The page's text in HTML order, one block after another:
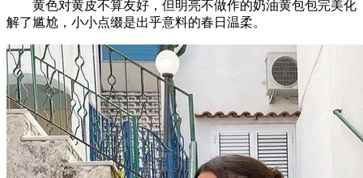
黄色对黄皮不算友好，但明亮不做作的奶油黄包包完美化
解了尴尬，小小点缀是出乎意料的春日温柔。